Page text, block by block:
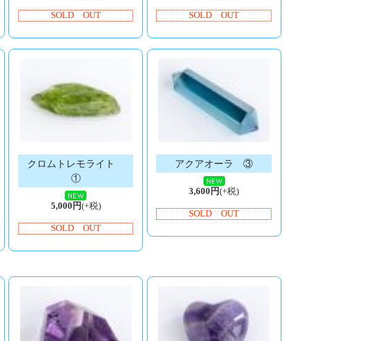
SOLD OUT SOLD OUT
クロムトレモライト
①
5,000円(+税)
SOLD OUT
アクアオーラ ③
3,600円(+税)
SOLD OUT